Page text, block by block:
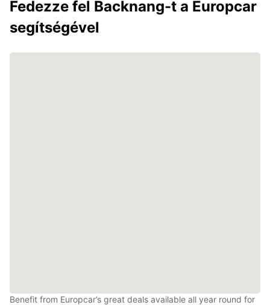
Fedezze fel Backnang-t a Europcar
segítségével
Benefit from Europcar’s great deals available all year round for